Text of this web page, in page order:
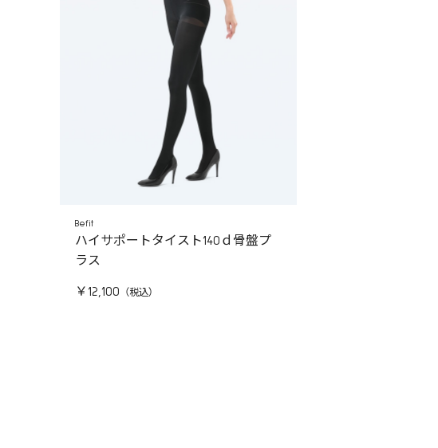
Befit
ハイサポートタイスト140ｄ骨盤プ
ラス
￥12,100